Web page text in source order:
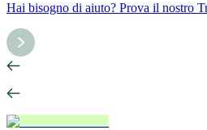
Hai bisogno di aiuto? Prova il nostro